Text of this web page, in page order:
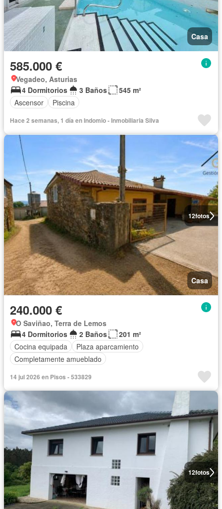
Casa
585.000 €
Vegadeo, Asturias
4 Dormitorios
3 Baños
545 m²
Ascensor
Piscina
Hace 2 semanas, 1 día en Indomio - Inmobiliaria Silva
12fotos
Casa
240.000 €
O Saviñao, Terra de Lemos
4 Dormitorios
2 Baños
201 m²
Cocina equipada
Plaza aparcamiento
Completamente amueblado
14 jul 2026 en Pisos - 533829
12fotos